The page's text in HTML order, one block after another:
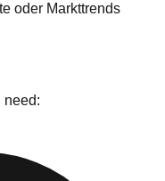
oder Markttrends
need: